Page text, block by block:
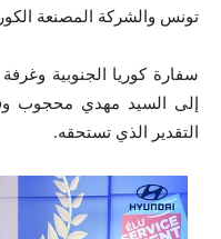
تونس والشركة المصنعة
سفارة كوريا الجنوبية وغرفة
إلى السيد مهدي محجوب
التقدير الذي تستحقه.